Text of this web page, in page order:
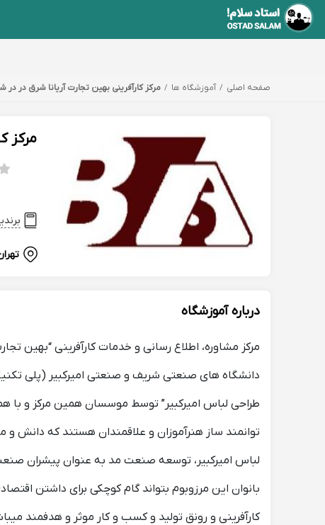
صفحه اصلی آموزشگاه ها مرکز کارآفرینی بهین تجارت آریانا شرق در در
مرکز
درباره آموزشگاه
دانشگاه های صنعتی شریف و صنعتی امیرکبیر (پلی
طراحی لباس امیرکبیر” توسط موسسان همین مرکز و با
توانمند ساز هنرآموزان و علاقمندان هستند که دانش و
لباس امیرکبیر، توسعه صنعت مد به عنوان پیشران
بانوان این مرزوبوم بتواند گام کوچکی برای داشتن
کارآفرینی و رونق تولید و کسب و کار موثر و هدفمند